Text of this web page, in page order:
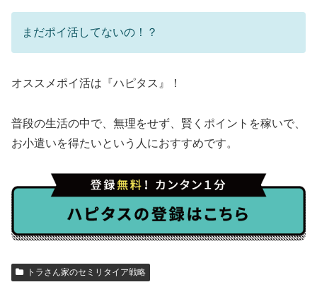
まだポイ活してないの！？
オススメポイ活は『ハピタス』！
普段の生活の中で、無理をせず、賢くポイントを稼いで、
お小遣いを得たいという人におすすめです。
トラさん家のセミリタイア戦略